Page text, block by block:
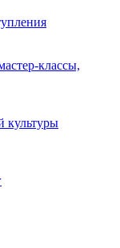
классы,
культуры